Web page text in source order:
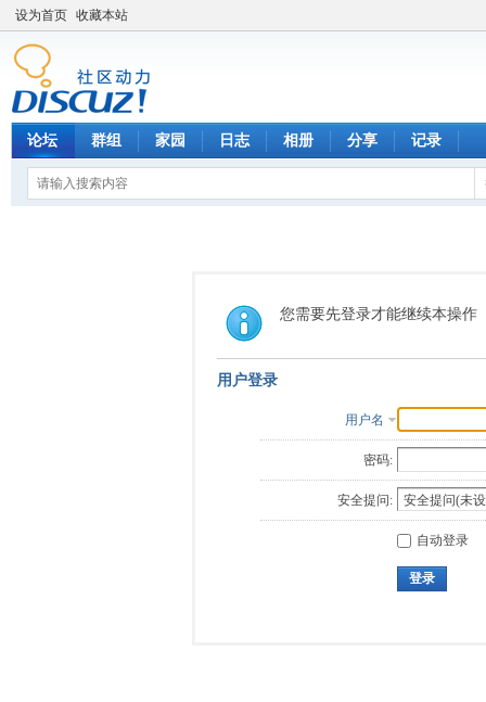
设为首页 收藏本站
论坛 群组 家园 日志 相册 分享 记录
您需要先登录才能继续本操作
用户登录
用户名
密码:
安全提问:
自动登录
登录